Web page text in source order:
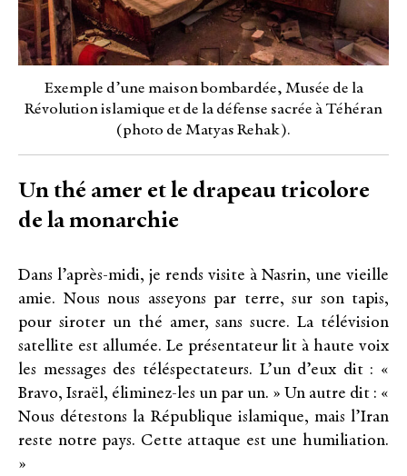
Exemple d’une maison bombardée, Musée de la
Révolution islamique et de la défense sacrée à Téhéran
(photo de Matyas Rehak).
Un thé amer et le drapeau tricolore
de la monarchie
Dans l’après-midi, je rends visite à Nasrin, une vieille
amie. Nous nous asseyons par terre, sur son tapis,
pour siroter un thé amer, sans sucre. La télévision
satellite est allumée. Le présentateur lit à haute voix
les messages des téléspectateurs. L’un d’eux dit : «
Bravo, Israël, éliminez-les un par un. » Un autre dit : «
Nous détestons la République islamique, mais l’Iran
reste notre pays. Cette attaque est une humiliation.
»